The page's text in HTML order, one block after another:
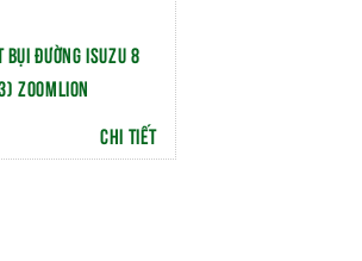
BỤI ĐƯỜNG ISUZU 8
ZOOMLION
CHI TIẾT